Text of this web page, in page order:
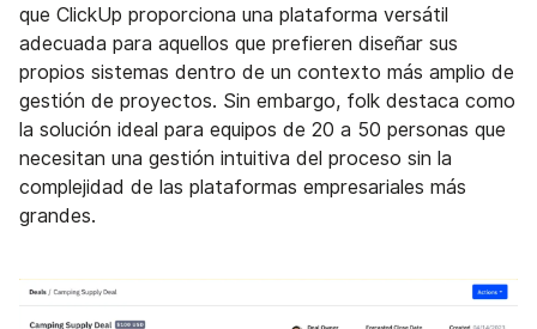
que ClickUp proporciona una plataforma versátil
adecuada para aquellos que prefieren diseñar sus
propios sistemas dentro de un contexto más amplio de
gestión de proyectos. Sin embargo, folk destaca como
la solución ideal para equipos de 20 a 50 personas que
necesitan una gestión intuitiva del proceso sin la
complejidad de las plataformas empresariales más
grandes.